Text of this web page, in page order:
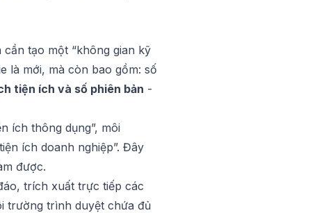
cần tạo một “không gian kỹ
là mới, mà còn bao gồm: số
tiện ích và số phiên bản -
ích thông dụng”, môi
ích doanh nghiệp”. Đây
được.
trích xuất trực tiếp các
trường trình duyệt chứa đủ